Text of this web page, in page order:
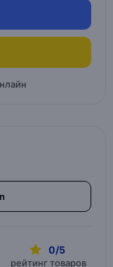
0/5
рейтинг товаров